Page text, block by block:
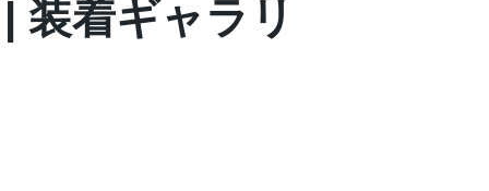
装着ギャラリ